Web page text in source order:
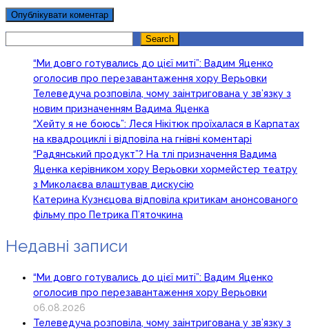
Search
“Ми довго готувались до цієї миті”: Вадим Яценко
оголосив про перезавантаження хору Верьовки
Телеведуча розповіла, чому заінтригована у зв’язку з
новим призначенням Вадима Яценка
“Хейту я не боюсь”: Леся Нікітюк проїхалася в Карпатах
на квадроциклі і відповіла на гнівні коментарі
“Радянський продукт”? На тлі призначення Вадима
Яценка керівником хору Верьовки хормейстер театру
з Миколаєва влаштував дискусію
Катерина Кузнєцова відповіла критикам анонсованого
фільму про Петрика П’яточкина
Недавні записи
“Ми довго готувались до цієї миті”: Вадим Яценко
оголосив про перезавантаження хору Верьовки
06.08.2026
Телеведуча розповіла, чому заінтригована у зв’язку з